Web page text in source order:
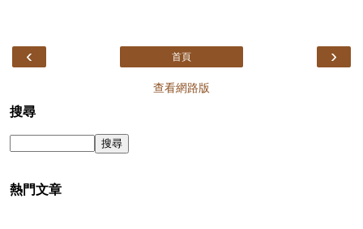
‹ ›
首頁
查看網路版
搜尋
熱門文章